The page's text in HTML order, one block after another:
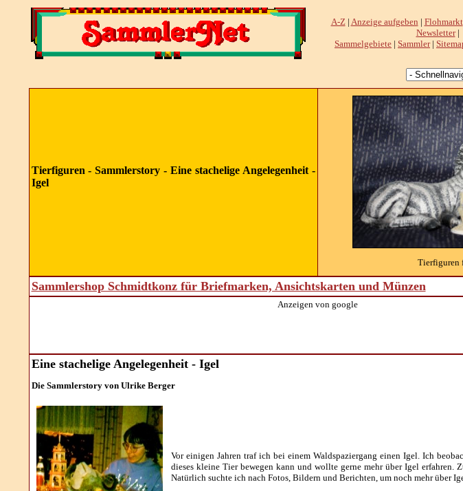
A-Z| Anzeige aufgeben | Flohmarkt
Newsletter|
Sammelgebiete | Sammler|
Tierfiguren - Sammlerstory - Eine stachelige Angelegenheit -
Igel
Tierfiguren
Sammlershop Schmidtkonz für Briefmarken, Ansichtskarten und Münzen
Anzeigen von google
Eine stachelige Angelegenheit - Igel
Die Sammlerstory von Ulrike Berger
Vor einigen Jahren traf ich bei einem Waldspaziergang einen Igel. Ich
dieses kleine Tier bewegen kann und wollte gerne mehr über Igel erfahren.
Natürlich suchte ich nach Fotos, Bildern und Berichten, um noch mehr über